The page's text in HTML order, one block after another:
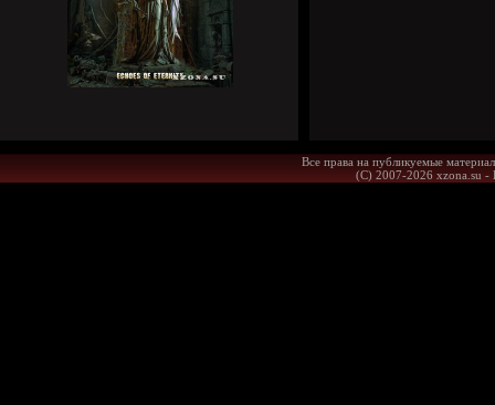
Все права на публикуемые
(С) 2007-2026 xzona.su -